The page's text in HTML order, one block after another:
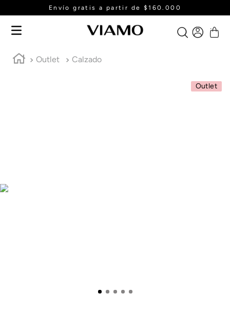
Envío gratis a partir de $160.000
Outlet Calzado
Outlet